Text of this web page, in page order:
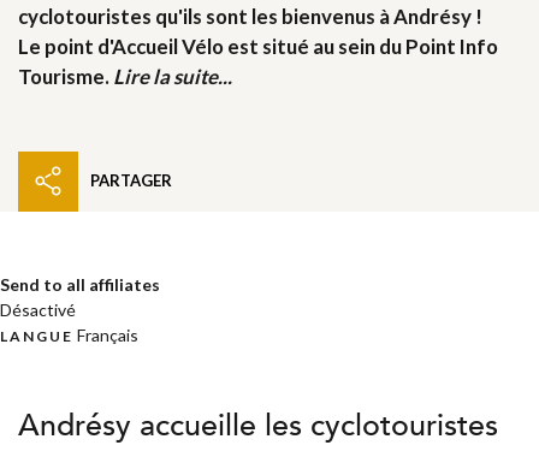
cyclotouristes qu'ils sont les bienvenus à Andrésy !
Le point d'Accueil Vélo est situé au sein du Point Info
Tourisme. Lire la suite...
PARTAGER
Send to all affiliates
Désactivé
LANGUE Français
Andrésy accueille les cyclotouristes